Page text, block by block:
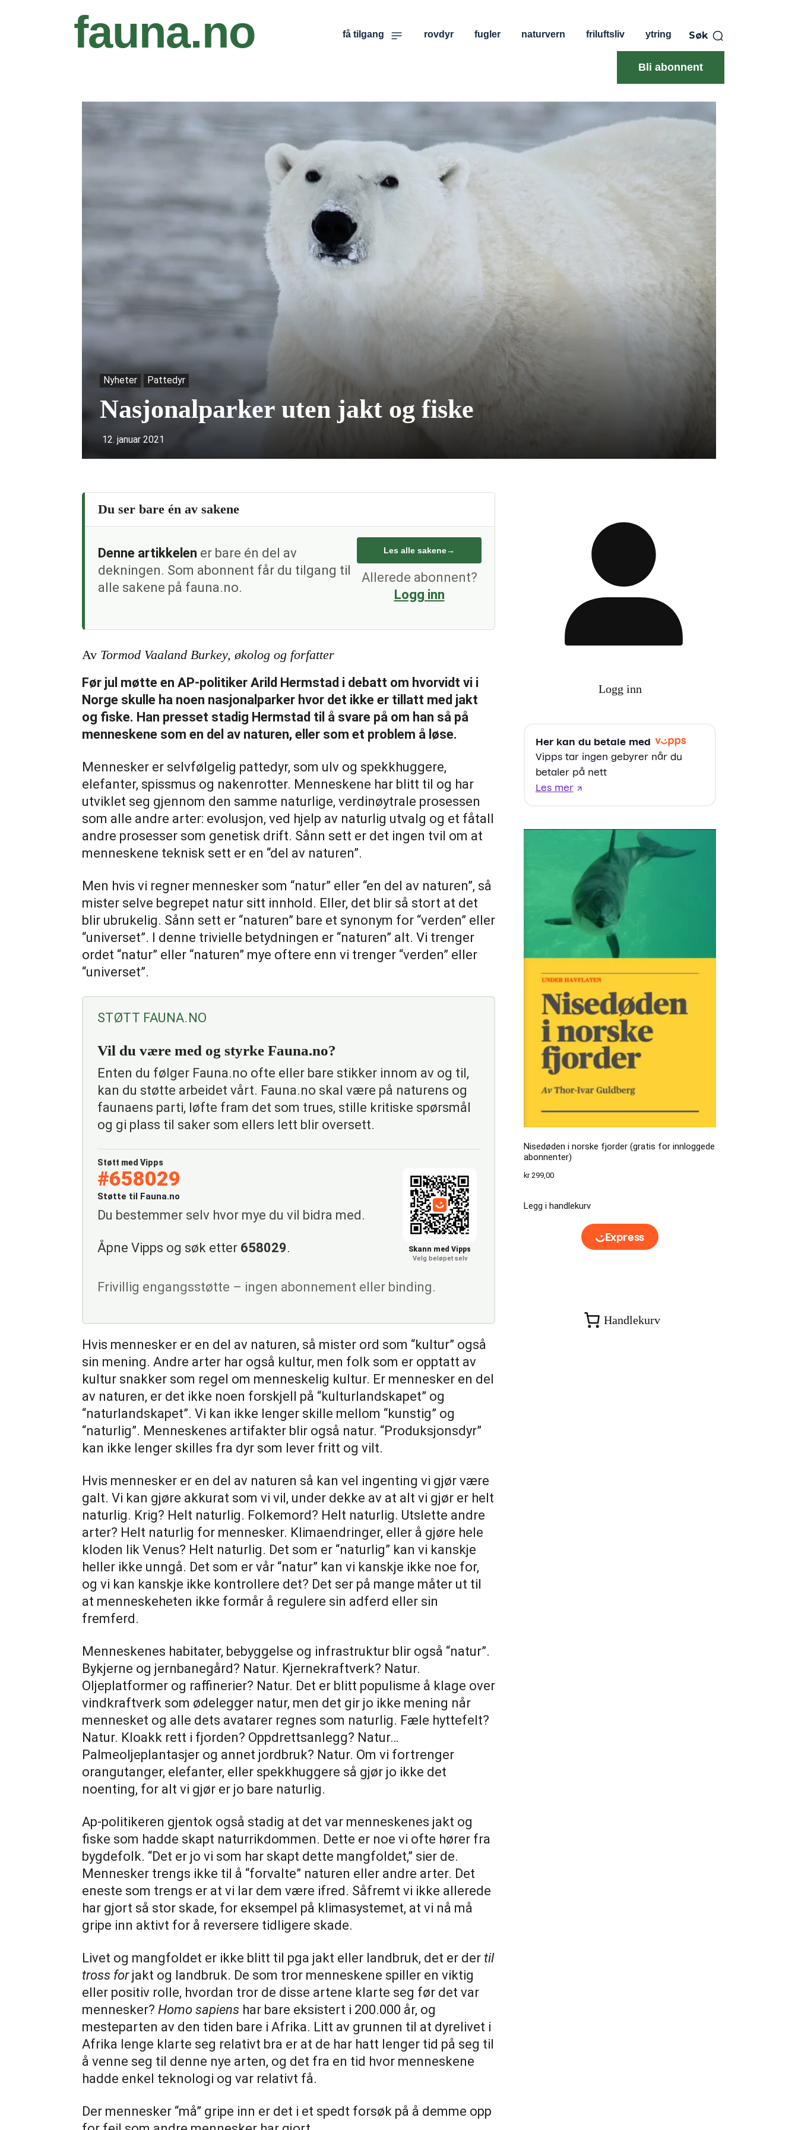
fauna.no få tilgang rovdyr fugler naturvern friluftsliv ytring Søk
Bli abonnent
Nyheter Pattedyr
Nasjonalparker uten jakt og fiske
12. januar 2021
Du ser bare én av sakene
Denne artikkelen er bare én del av
dekningen. Som abonnent får du tilgang til
alle sakene på fauna.no.
Les alle sakene→
Allerede abonnent?
Logg inn
Av Tormod Vaaland Burkey, økolog og forfatter
Før jul møtte en AP-politiker Arild Hermstad i debatt om hvorvidt vi i
Norge skulle ha noen nasjonalparker hvor det ikke er tillatt med jakt
og fiske. Han presset stadig Hermstad til å svare på om han så på
menneskene som en del av naturen, eller som et problem å løse.
Mennesker er selvfølgelig pattedyr, som ulv og spekkhuggere,
elefanter, spissmus og nakenrotter. Menneskene har blitt til og har
utviklet seg gjennom den samme naturlige, verdinøytrale prosessen
som alle andre arter: evolusjon, ved hjelp av naturlig utvalg og et fåtall
andre prosesser som genetisk drift. Sånn sett er det ingen tvil om at
menneskene teknisk sett er en “del av naturen”.
Men hvis vi regner mennesker som “natur” eller “en del av naturen”, så
mister selve begrepet natur sitt innhold. Eller, det blir så stort at det
blir ubrukelig. Sånn sett er “naturen” bare et synonym for “verden” eller
“universet”. I denne trivielle betydningen er “naturen” alt. Vi trenger
ordet “natur” eller “naturen” mye oftere enn vi trenger “verden” eller
“universet”.
STØTT FAUNA.NO
Vil du være med og styrke Fauna.no?
Enten du følger Fauna.no ofte eller bare stikker innom av og til,
kan du støtte arbeidet vårt. Fauna.no skal være på naturens og
faunaens parti, løfte fram det som trues, stille kritiske spørsmål
og gi plass til saker som ellers lett blir oversett.
Støtt med Vipps
#658029
Støtte til Fauna.no
Du bestemmer selv hvor mye du vil bidra med.
Åpne Vipps og søk etter 658029. Skann med Vipps
Velg beløpet selv
Frivillig engangsstøtte – ingen abonnement eller binding.
Hvis mennesker er en del av naturen, så mister ord som “kultur” også
sin mening. Andre arter har også kultur, men folk som er opptatt av
kultur snakker som regel om menneskelig kultur. Er mennesker en del
av naturen, er det ikke noen forskjell på “kulturlandskapet” og
“naturlandskapet”. Vi kan ikke lenger skille mellom “kunstig” og
“naturlig”. Menneskenes artifakter blir også natur. “Produksjonsdyr”
kan ikke lenger skilles fra dyr som lever fritt og vilt.
Hvis mennesker er en del av naturen så kan vel ingenting vi gjør være
galt. Vi kan gjøre akkurat som vi vil, under dekke av at alt vi gjør er helt
naturlig. Krig? Helt naturlig. Folkemord? Helt naturlig. Utslette andre
arter? Helt naturlig for mennesker. Klimaendringer, eller å gjøre hele
kloden lik Venus? Helt naturlig. Det som er “naturlig” kan vi kanskje
heller ikke unngå. Det som er vår “natur” kan vi kanskje ikke noe for,
og vi kan kanskje ikke kontrollere det? Det ser på mange måter ut til
at menneskeheten ikke formår å regulere sin adferd eller sin
fremferd.
Menneskenes habitater, bebyggelse og infrastruktur blir også “natur”.
Bykjerne og jernbanegård? Natur. Kjernekraftverk? Natur.
Oljeplatformer og raffinerier? Natur. Det er blitt populisme å klage over
vindkraftverk som ødelegger natur, men det gir jo ikke mening når
mennesket og alle dets avatarer regnes som naturlig. Fæle hyttefelt?
Natur. Kloakk rett i fjorden? Oppdrettsanlegg? Natur…
Palmeoljeplantasjer og annet jordbruk? Natur. Om vi fortrenger
orangutanger, elefanter, eller spekkhuggere så gjør jo ikke det
noenting, for alt vi gjør er jo bare naturlig.
Ap-politikeren gjentok også stadig at det var menneskenes jakt og
fiske som hadde skapt naturrikdommen. Dette er noe vi ofte hører fra
bygdefolk. “Det er jo vi som har skapt dette mangfoldet,” sier de.
Mennesker trengs ikke til å “forvalte” naturen eller andre arter. Det
eneste som trengs er at vi lar dem være ifred. Såfremt vi ikke allerede
har gjort så stor skade, for eksempel på klimasystemet, at vi nå må
gripe inn aktivt for å reversere tidligere skade.
Livet og mangfoldet er ikke blitt til pga jakt eller landbruk, det er der til
tross forjakt og landbruk. De som tror menneskene spiller en viktig
eller positiv rolle, hvordan tror de disse artene klarte seg før det var
mennesker? Homo sapiens har bare eksistert i 200.000 år, og
mesteparten av den tiden bare i Afrika. Litt av grunnen til at dyrelivet i
Afrika lenge klarte seg relativt bra er at de har hatt lenger tid på seg til
å venne seg til denne nye arten, og det fra en tid hvor menneskene
hadde enkel teknologi og var relativt få.
Der mennesker “må” gripe inn er det i et spedt forsøk på å demme opp
Logg inn
Nisedøden i norske fjorder (gratis for innloggede
abonnenter)
kr299,00
Legg i handlekurv
Handlekurv